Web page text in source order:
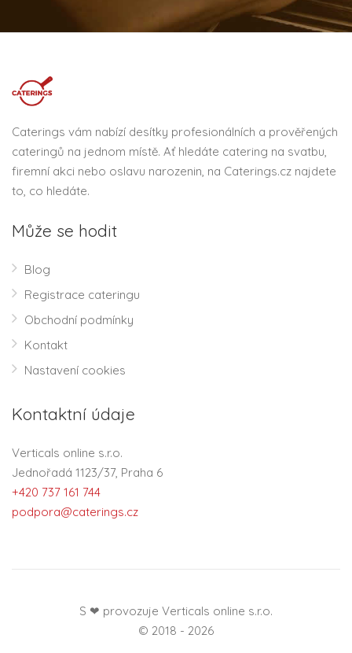
Caterings vám nabízí desítky profesionálních a prověřených
cateringů na jednom místě. Ať hledáte catering na svatbu,
firemní akci nebo oslavu narozenin, na Caterings.cz najdete
to, co hledáte.
Může se hodit
Blog
Registrace cateringu
Obchodní podmínky
Kontakt
Nastavení cookies
Kontaktní údaje
Verticals online s.r.o.
Jednořadá 1123/37, Praha 6
+420 737 161 744
podpora@caterings.cz
S ❤ provozuje Verticals online s.r.o.
© 2018 - 2026